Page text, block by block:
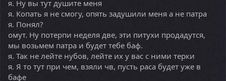
я. Ну вы тут душите меня
я. Копать я не смогу, опять задушили меня а не патра
я. Понял?
омут. Ну потерпи неделя две, эти питухи продадутся,
мы возьмем патра и будет тебе баф.
я. Так не лейте нубов, лейте их у вас с ними терки
я. Я то тут при чем, взяли чв, пусть раса будет уже в
бафе